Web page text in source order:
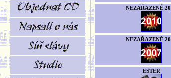
NEZAŘAZENÉ
NEZAŘAZENÉ
ESTER